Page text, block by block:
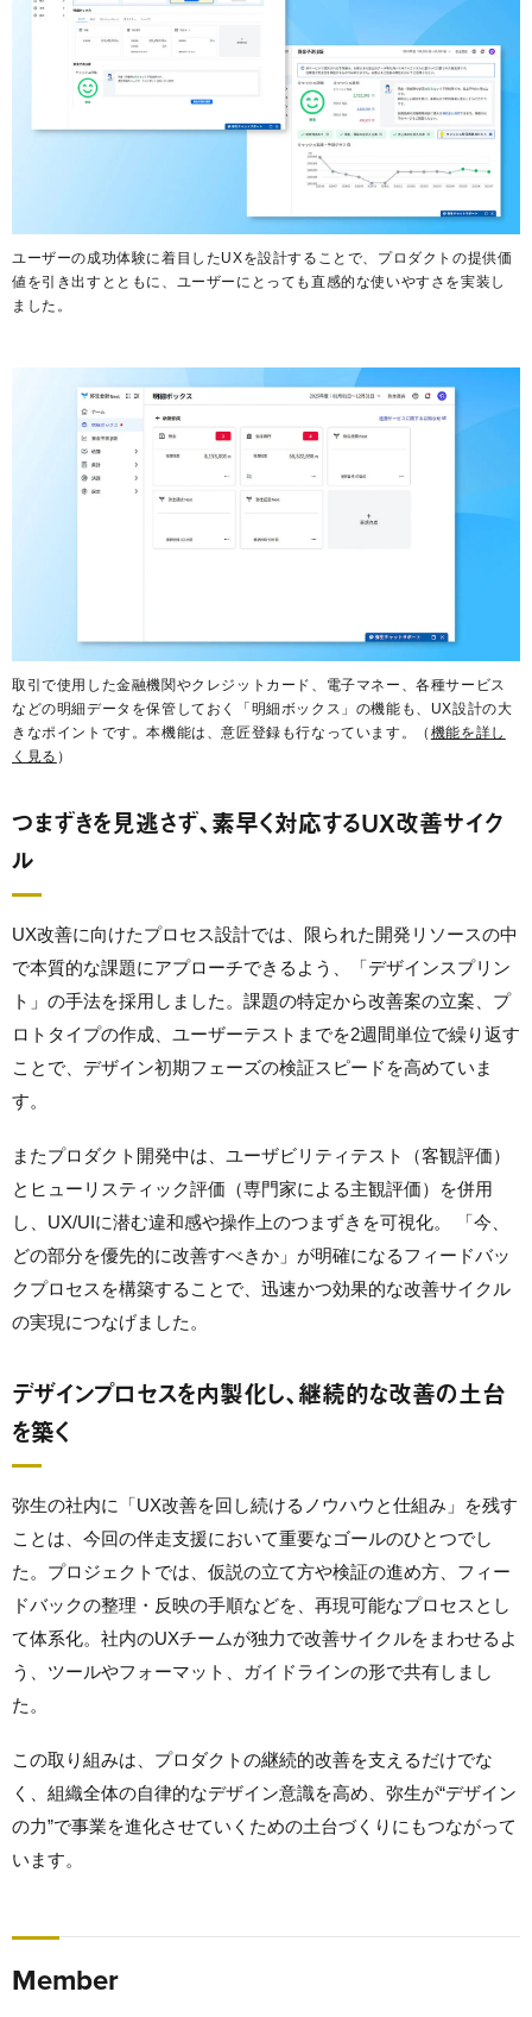
ユーザーの成功体験に着目したUXを設計することで、プロダクトの提供価
値を引き出すとともに、ユーザーにとっても直感的な使いやすさを実装し
ました。
取引で使用した金融機関やクレジットカード、電子マネー、各種サービス
などの明細データを保管しておく「明細ボックス」の機能も、UX設計の大
きなポイントです。本機能は、意匠登録も行なっています。（ 機能を詳し
く見る ）
つまずきを見逃さず、素早く対応するUX改善サイク
ル
UX改善に向けたプロセス設計では、限られた開発リソースの中
で本質的な課題にアプローチできるよう、「デザインスプリン
ト」の手法を採用しました。課題の特定から改善案の立案、プ
ロトタイプの作成、ユーザーテストまでを2週間単位で繰り返す
ことで、デザイン初期フェーズの検証スピードを高めていま
す。
またプロダクト開発中は、ユーザビリティテスト（客観評価）
とヒューリスティック評価（専門家による主観評価）を併用
し、UX/UIに潜む違和感や操作上のつまずきを可視化。 「今、
どの部分を優先的に改善すべきか」が明確になるフィードバッ
クプロセスを構築することで、迅速かつ効果的な改善サイクル
の実現につなげました。
デザインプロセスを内製化し、継続的な改善の土台
を築く
弥生の社内に「UX改善を回し続けるノウハウと仕組み」を残す
ことは、今回の伴走支援において重要なゴールのひとつでし
た。プロジェクトでは、仮説の立て方や検証の進め方、フィー
ドバックの整理・反映の手順などを、再現可能なプロセスとし
て体系化。社内のUXチームが独力で改善サイクルをまわせるよ
う、ツールやフォーマット、ガイドラインの形で共有しまし
た。
この取り組みは、プロダクトの継続的改善を支えるだけでな
く、組織全体の自律的なデザイン意識を高め、弥生が“デザイン
の力”で事業を進化させていくための土台づくりにもつながって
います。
Member